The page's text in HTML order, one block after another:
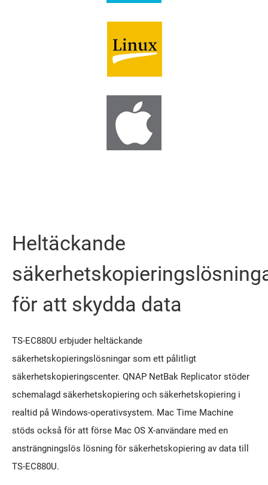
Heltäckande
för att skydda data
TS-EC880U erbjuder heltäckande
säkerhetskopieringslösningar som ett pålitligt
säkerhetskopieringscenter. QNAP NetBak Replicator stöder
schemalagd säkerhetskopiering och säkerhetskopiering i
realtid på Windows-operativsystem. Mac Time Machine
stöds också för att förse Mac OS X-användare med en
ansträngningslös lösning för säkerhetskopiering av data till
TS-EC880U.